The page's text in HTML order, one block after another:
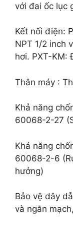
với đai ốc lục
Kết nối điện:
NPT 1/2 inch
hơi. PXT-KM:
Thân máy :
Khả năng
60068-2-27
Khả năng
60068-2-6
hưởng)
Bảo vệ dây
và ngắn